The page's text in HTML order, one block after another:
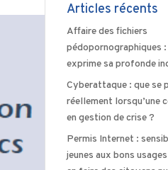
Articles récents
Affaire des fichiers
pédopornographiques :
exprime sa profonde
Cyberattaque : que se
réellement lorsqu’une
en gestion de crise ?
Permis Internet :
jeunes aux bons